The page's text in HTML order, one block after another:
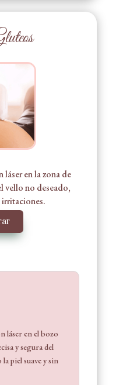
en la zona de
vello no deseado,
irritaciones.
láser en el bozo
y segura del
piel suave y sin